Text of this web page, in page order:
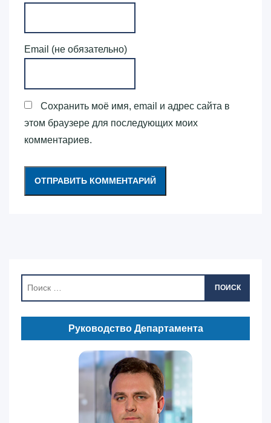
Email (не обязательно)
Сохранить моё имя, email и адрес сайта в
этом браузере для последующих моих
комментариев.
ПОИСК
Руководство Департамента